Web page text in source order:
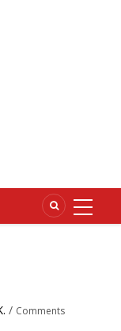
/ Comments